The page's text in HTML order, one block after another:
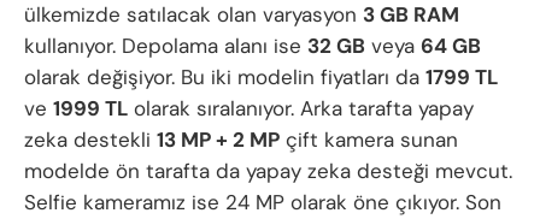
ülkemizde satılacak olan varyasyon 3 GB RAM
kullanıyor. Depolama alanı ise 32 GB veya 64 GB
olarak değişiyor. Bu iki modelin fiyatları da 1799 TL
ve 1999 TL olarak sıralanıyor. Arka tarafta yapay
zeka destekli 13 MP + 2 MP çift kamera sunan
modelde ön tarafta da yapay zeka desteği mevcut.
Selfie kameramız ise 24 MP olarak öne çıkıyor. Son